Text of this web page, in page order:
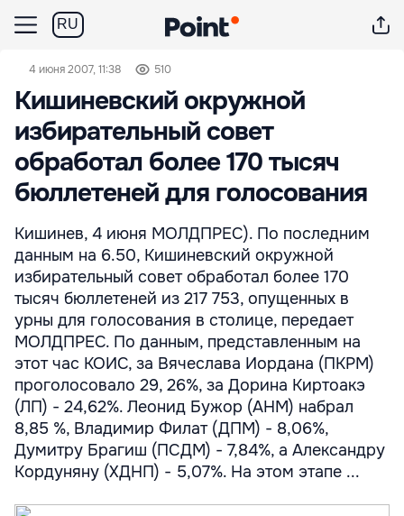
RU
4 июня 2007, 11:38 510
Кишиневский окружной
избирательный совет
обработал более 170 тысяч
бюллетеней для голосования
Кишинев, 4 июня МОЛДПРЕС). По последним
данным на 6.50, Кишиневский окружной
избирательный совет обработал более 170
тысяч бюллетеней из 217 753, опущенных в
урны для голосования в столице, передает
МОЛДПРЕС. По данным, представленным на
этот час КОИС, за Вячеслава Иордана (ПКРМ)
проголосовало 29, 26%, за Дорина Киртоакэ
(ЛП) - 24,62%. Леонид Бужор (АНМ) набрал
8,85 %, Владимир Филат (ДПМ) - 8,06%,
Думитру Брагиш (ПСДМ) - 7,84%, а Александру
Кордуняну (ХДНП) - 5,07%. На этом этапе ...